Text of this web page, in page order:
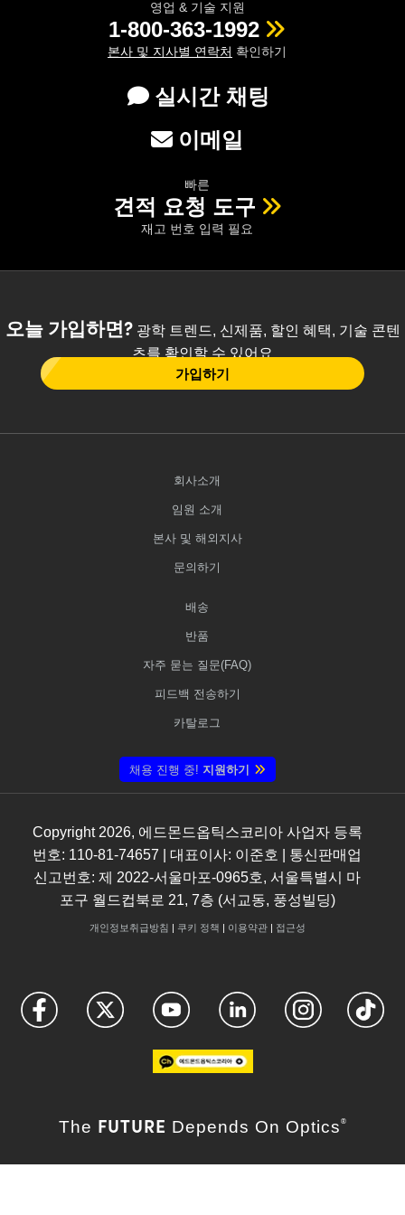
영업 & 기술 지원
1-800-363-1992
본사 및 지사별 연락처 확인하기
실시간 채팅
이메일
빠른
견적 요청 도구
재고 번호 입력 필요
오늘 가입하면?광학 트렌드, 신제품, 할인 혜택, 기술 콘텐
츠를 확인할 수 있어요
가입하기
회사소개
임원 소개
본사 및 해외지사
문의하기
배송
반품
자주 묻는 질문(FAQ)
피드백 전송하기
카탈로그
채용 진행 중! 지원하기
Copyright 2026, 에드몬드옵틱스코리아 사업자 등록
번호: 110-81-74657 | 대표이사: 이준호 | 통신판매업
신고번호: 제 2022-서울마포-0965호, 서울특별시 마
포구 월드컵북로 21, 7층 (서교동, 풍성빌딩)
개인정보취급방침 | 쿠키 정책 | 이용약관| 접근성
The FUTURE Depends On Optics ®